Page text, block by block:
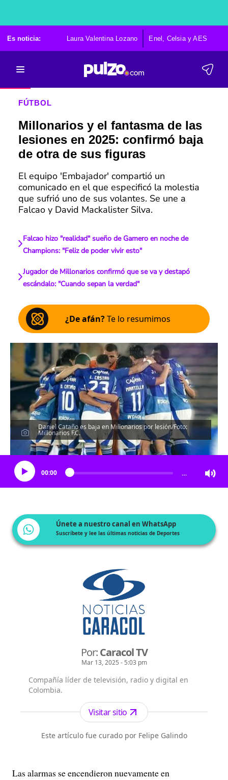
Es noticia: Laura Valentina Lozano Enel, Celsia y AES
FÚTBOL
Millonarios y el fantasma de las
lesiones en 2025: confirmó baja
de otra de sus figuras
El equipo 'Embajador' compartió un
comunicado en el que especificó la molestia
que sufrió uno de sus volantes. Se une a
Falcao y David Mackalister Silva.
Falcao hizo "realidad" sueño de Gamero en noche de
Champions: "Feliz de poder vivir esto"
Jugador de Millonarios confirmó que se va y destapó
escándalo: "Cuando sepan la verdad"
¿De afán?Te lo resumimos
Daniel Cataño es baja en Millonarios por lesión/Foto:
Millonarios F.C.
Escucha el artículo
00:00 …
Únete a nuestro canal en WhatsApp
Suscríbete y lee las últimas noticias de Deportes
Por:Caracol TV
Mar 13, 2025 - 5:03 pm
Compañía líder de televisión, radio y digital en
Colombia.
Visitar sitio
Este artículo fue curado por Felipe Galindo
Las alarmas se encendieron nuevamente en